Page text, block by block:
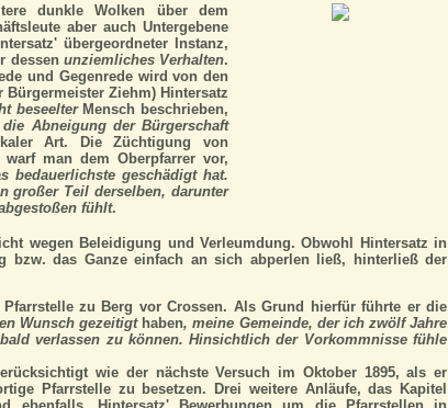
dunkle Wolken über dem
aber auch Untergebene
übergeordneter Instanz,
dessen unziemliches Verhalten.
und Gegenrede wird von den
Bürgermeister Ziehm) Hintersatz
beseelterMensch beschrieben,
die Abneigung der Bürgerschaft
Art. Die Züchtigung von
man dem Oberpfarrer vor,
bedauerlichste geschädigt hat.
großer Teil derselben, darunter
fühlt.
wegen Beleidigung und Verleumdung. Obwohl Hintersatz in
bzw. das Ganze einfach an sich abperlen ließ, hinterließ der
zu Berg vor Crossen. Als Grund hierfür führte er die
Wunsch gezeitigthaben, meine Gemeinde, der ich zwölf Jahre
verlassen zu können. Hinsichtlich der Vorkommnisse fühle
wie der nächste Versuch im Oktober 1895, als er
Pfarrstelle zu besetzen. Drei weitere Anläufe, das Kapitel